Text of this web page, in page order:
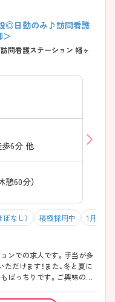
設◎日勤のみ♪訪問看護
＞
問看護ステーション 幡ヶ
歩6分 他
憩60分）
なし） 積極採用中 1月入職
ンでの求人です。手当が多
だけます！また、冬と夏に
ばっちりです。ご興味のあ